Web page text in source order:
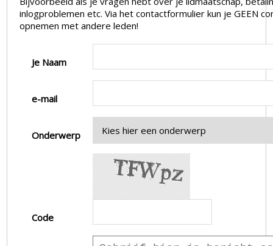
inlogproblemen etc. Via het contactformulier kun je GEEN
opnemen met andere leden!
Je Naam
e-mail
Onderwerp
Code